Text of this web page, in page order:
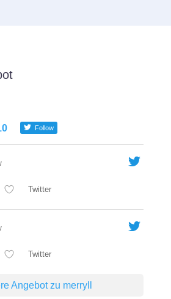
Follow
Twitter
Twitter
Angebot zu merryll